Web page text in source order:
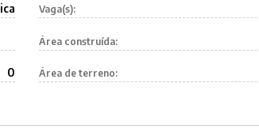
0
Vaga(s):
Área construída:
Área de terreno: